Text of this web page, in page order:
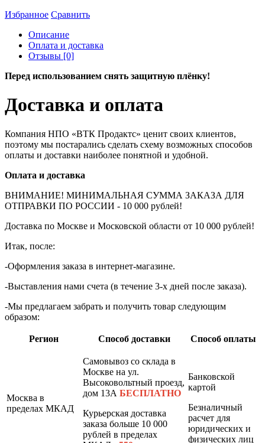
Избранное Сравнить
Описание
Оплата и доставка
Отзывы [0]
Перед использованием снять защитную плёнку!
Доставка и оплата
Компания НПО «ВТК Продактс» ценит своих клиентов,
поэтому мы постарались сделать схему возможных способов
оплаты и доставки наиболее понятной и удобной.
Оплата и доставка
ВНИМАНИЕ! МИНИМАЛЬНАЯ СУММА ЗАКАЗА ДЛЯ
ОТПРАВКИ ПО РОССИИ - 10 000 рублей!
Доставка по Москве и Московской области от 10 000 рублей!
Итак, после:
-Оформления заказа в интернет-магазине.
-Выставления нами счета (в течение 3-х дней после заказа).
-Мы предлагаем забрать и получить товар следующим
образом:
Регион Способ доставки Способ оплаты
Москва в
пределах МКАД
Самовывоз со склада в
Москве на ул.
Высоковольтный проезд,
дом 13А БЕСПЛАТНО
Курьерская доставка
заказа больше 10 000
рублей в пределах
Банковской
картой
Безналичный
расчет для
юридических и
физических лиц